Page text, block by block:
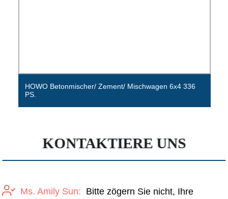
HOWO Betonmischer/ Zement/ Mischwagen 6x4 336
PS.
KONTAKTIERE UNS
Ms. Amily Sun: Bitte zögern Sie nicht, Ihre